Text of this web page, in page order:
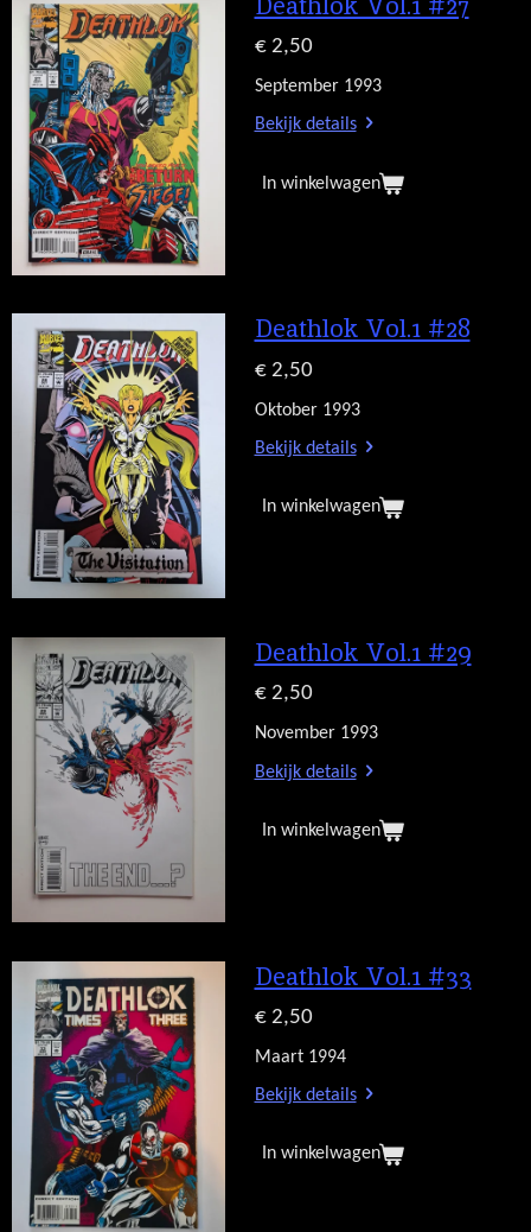
€ 2,50
September 1993
Bekijk details
In winkelwagen
Deathlok Vol.1 #28
€ 2,50
Oktober 1993
Bekijk details
In winkelwagen
Deathlok Vol.1 #29
€ 2,50
November 1993
Bekijk details
In winkelwagen
Deathlok Vol.1 #33
€ 2,50
Maart 1994
Bekijk details
In winkelwagen